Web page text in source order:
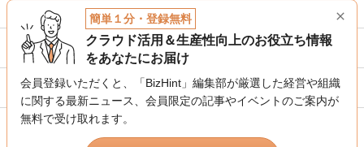
ピアプレッシャー
SMARTの法則 オーナーシップ
ゼロベース思考 レコグニション
ティール組織
簡単１分・登録無料
クラウド活用＆生産性向上のお役立ち情報
をあなたにお届け
会員登録いただくと、「BizHint」編集部が厳選した経営や組織
に関する最新ニュース、 会員限定の記事やイベントのご案内が
無料で受け取れます。